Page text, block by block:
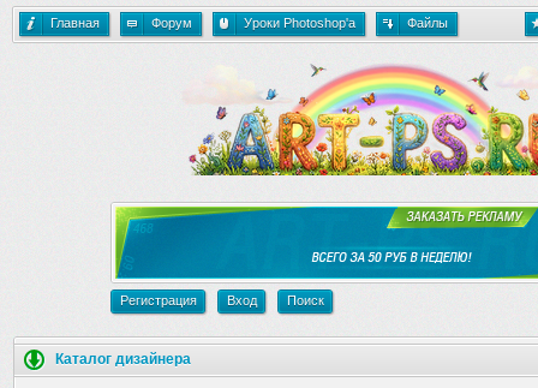
Главная Форум Уроки Photoshop'a Файлы
Регистрация Вход Поиск
Каталог дизайнера